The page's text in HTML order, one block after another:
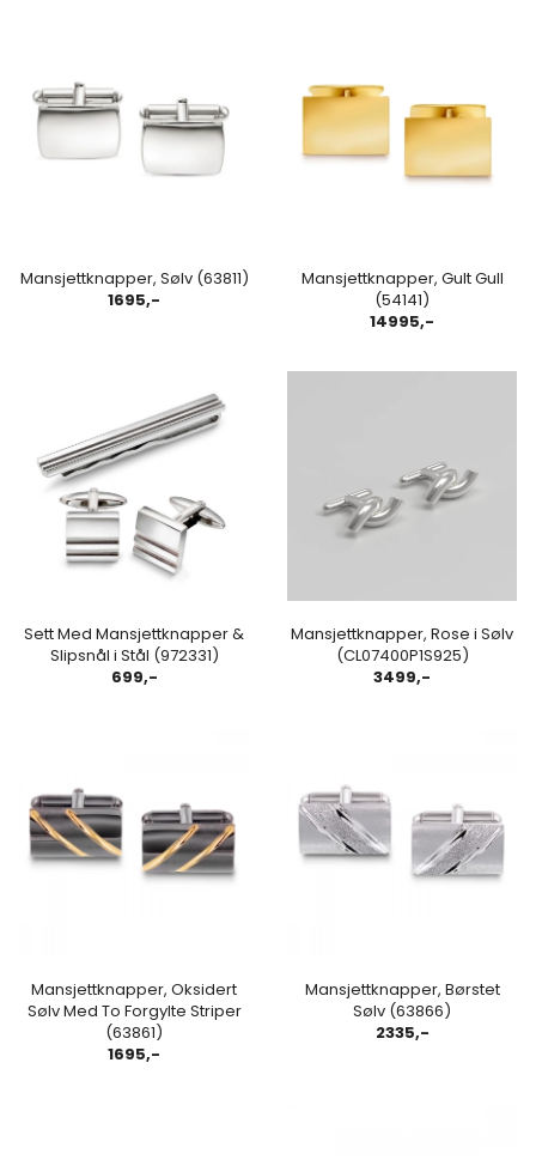
Mansjettknapper, Sølv (63811)
1695,-
Mansjettknapper, Gult Gull
(54141)
14995,-
Sett Med Mansjettknapper &
Slipsnål i Stål (972331)
699,-
Mansjettknapper, Rose i Sølv
(CL07400P1S925)
3499,-
Mansjettknapper, Oksidert
Sølv Med To Forgylte Striper
(63861)
1695,-
Mansjettknapper, Børstet
Sølv (63866)
2335,-